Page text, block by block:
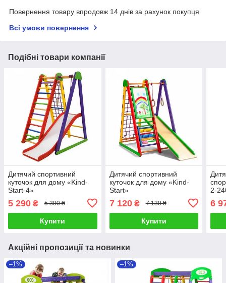
Повернення товару впродовж 14 днів за рахунок покупця
Всі умови повернення
Подібні товари компанії
Дитячий спортивний
куточок для дому «Kind-
Start-4»
5 290 ₴ 5 300 ₴
Купити
Дитячий спортивний
куточок для дому «Kind-
Start»
7 120₴ 7 130 ₴
Купити
2-
6
Акційні пропозиції та новинки
–1% –1%